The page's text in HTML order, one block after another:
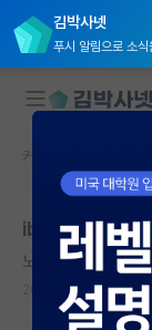
김박사넷
푸시 알림으로 소식
대학원생 모집
국내대학원 정보
연구실&오픈랩
커뮤니티
커뮤니티 홈
ibs 산하 기관
노래하는 안톤 체호프
2022.05.23 1